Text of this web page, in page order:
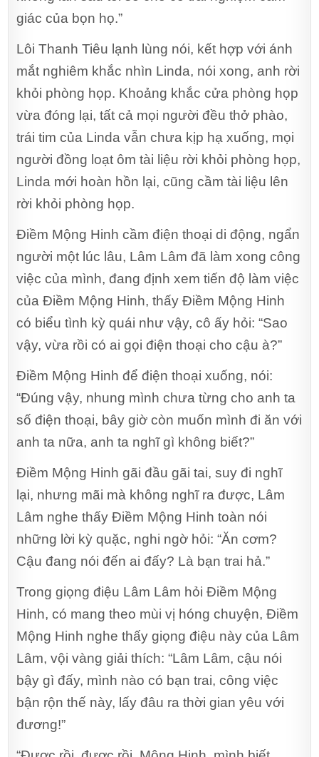
giác của bọn họ.”
Lôi Thanh Tiêu lạnh lùng nói, kết hợp với ánh
mắt nghiêm khắc nhìn Linda, nói xong, anh rời
khỏi phòng họp. Khoảng khắc cửa phòng họp
vừa đóng lại, tất cả mọi người đều thở phào,
trái tim của Linda vẫn chưa kịp hạ xuống, mọi
người đồng loạt ôm tài liệu rời khỏi phòng họp,
Linda mới hoàn hồn lại, cũng cầm tài liệu lên
rời khỏi phòng họp.
Điềm Mộng Hinh cầm điện thoại di động, ngẩn
người một lúc lâu, Lâm Lâm đã làm xong công
việc của mình, đang định xem tiến độ làm việc
của Điềm Mộng Hinh, thấy Điềm Mộng Hinh
có biểu tình kỳ quái như vậy, cô ấy hỏi: “Sao
vậy, vừa rồi có ai gọi điện thoại cho cậu à?”
Điềm Mộng Hinh để điện thoại xuống, nói:
“Đúng vậy, nhung mình chưa từng cho anh ta
số điện thoại, bây giờ còn muốn mình đi ăn với
anh ta nữa, anh ta nghĩ gì không biết?”
Điềm Mộng Hinh gãi đầu gãi tai, suy đi nghĩ
lại, nhưng mãi mà không nghĩ ra được, Lâm
Lâm nghe thấy Điềm Mộng Hinh toàn nói
những lời kỳ quặc, nghi ngờ hỏi: “Ăn cơm?
Cậu đang nói đến ai đấy? Là bạn trai hả.”
Trong giọng điệu Lâm Lâm hỏi Điềm Mộng
Hinh, có mang theo mùi vị hóng chuyện, Điềm
Mộng Hinh nghe thấy giọng điệu này của Lâm
Lâm, vội vàng giải thích: “Lâm Lâm, cậu nói
bậy gì đấy, mình nào có bạn trai, công việc
bận rộn thế này, lấy đâu ra thời gian yêu với
đương!”